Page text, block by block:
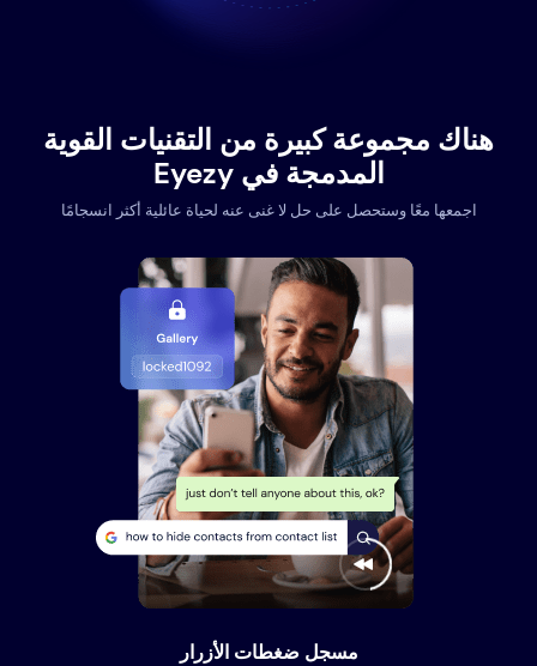
هناك مجموعة كبيرة من التقنيات القوية
المدمجة في Eyezy
اجمعها معًا وستحصل على حل لا غنى عنه لحياة عائلية أكثر انسجامًا
مسجل ضغطات الأزرار